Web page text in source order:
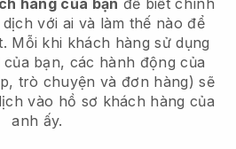
với ai và làm thế nào để
Mỗi khi khách hàng sử dụng
của bạn, các hành động của
trò chuyện và đơn hàng) sẽ
vào hồ sơ khách hàng của
anh ấy.